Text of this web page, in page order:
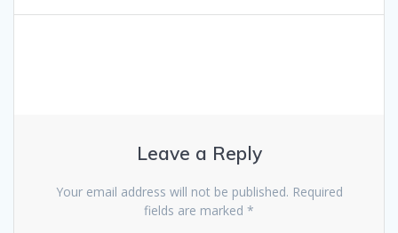
Leave a Reply
Your email address will not be published. Required
fields are marked *